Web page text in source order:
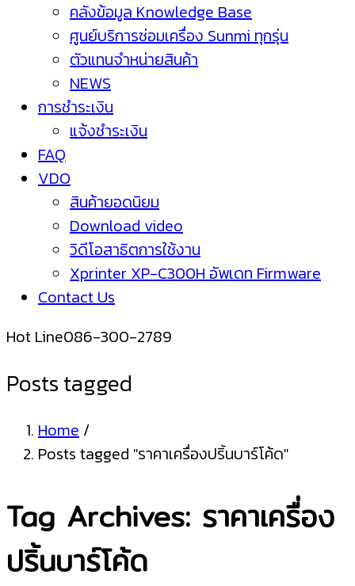
คลังข้อมูล Knowledge Base
ศูนย์บริการซ่อมเครื่อง Sunmi ทุกรุ่น
ตัวแทนจำหน่ายสินค้า
NEWS
การชำระเงิน
แจ้งชำระเงิน
FAQ
VDO
สินค้ายอดนิยม
Download video
วิดีโอสาธิตการใช้งาน
Xprinter XP-C300H อัพเดท Firmware
Contact Us
Hot Line086-300-2789
Posts tagged
Home /
Posts tagged "ราคาเครื่องปริ้นบาร์โค้ด"
Tag Archives: ราคาเครื่อง
ปริ้นบาร์โค้ด